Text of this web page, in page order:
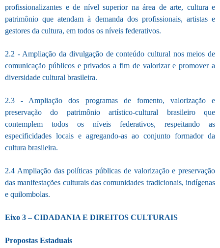
profissionalizantes e de nível superior na área de arte, cultura e
patrimônio que atendam à demanda dos profissionais, artistas e
gestores da cultura, em todos os níveis federativos.
2.2 - Ampliação da divulgação de conteúdo cultural nos meios de
comunicação públicos e privados a fim de valorizar e promover a
diversidade cultural brasileira.
2.3 - Ampliação dos programas de fomento, valorização e
preservação do patrimônio artístico-cultural brasileiro que
contemplem todos os níveis federativos, respeitando as
especificidades locais e agregando-as ao conjunto formador da
cultura brasileira.
2.4 Ampliação das políticas públicas de valorização e preservação
das manifestações culturais das comunidades tradicionais, indígenas
e quilombolas.
Eixo 3 – CIDADANIA E DIREITOS CULTURAIS
Propostas Estaduais